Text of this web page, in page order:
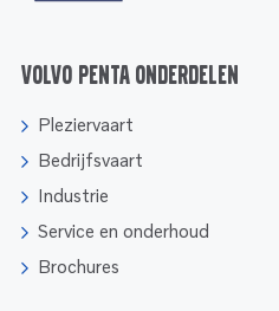
Volvo Penta onderdelen
Pleziervaart
Bedrijfsvaart
Industrie
Service en onderhoud
Brochures